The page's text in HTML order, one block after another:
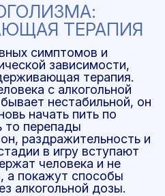
ТЕРАПИЯ
симптомов и
зависимости,
терапия.
с алкогольной
нестабильной, он
начать пить по
то перепады
раздражительность и
в игру вступают
человека и не
а покажут способы
алкогольной дозы.